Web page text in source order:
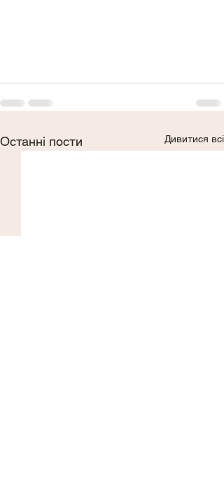
Останні пости Дивитися всі